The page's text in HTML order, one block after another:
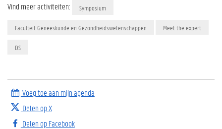
Vind meer activiteiten: Symposium
Faculteit Geneeskunde en Gezondheidswetenschappen Meet the expert
DS
Voeg toe aan mijn agenda
Delen op X
Delen op Facebook